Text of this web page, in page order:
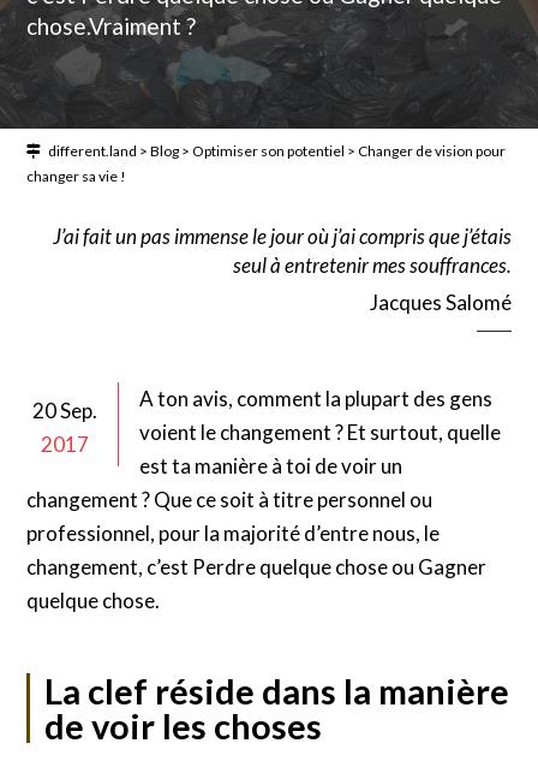
chose.Vraiment ?
different.land >Blog >Optimiser son potentiel >Changer de vision pour
changer sa vie !
J’ai fait un pas immense le jour où j’ai compris que j’étais
seul à entretenir mes souffrances.
Jacques Salomé
20 Sep.
2017
A ton avis, comment la plupart des gens
voient le changement ? Et surtout, quelle
est ta manière à toi de voir un
changement ? Que ce soit à titre personnel ou
professionnel, pour la majorité d’entre nous, le
changement, c’est Perdre quelque chose ou Gagner
quelque chose.
La clef réside dans la manière
de voir les choses